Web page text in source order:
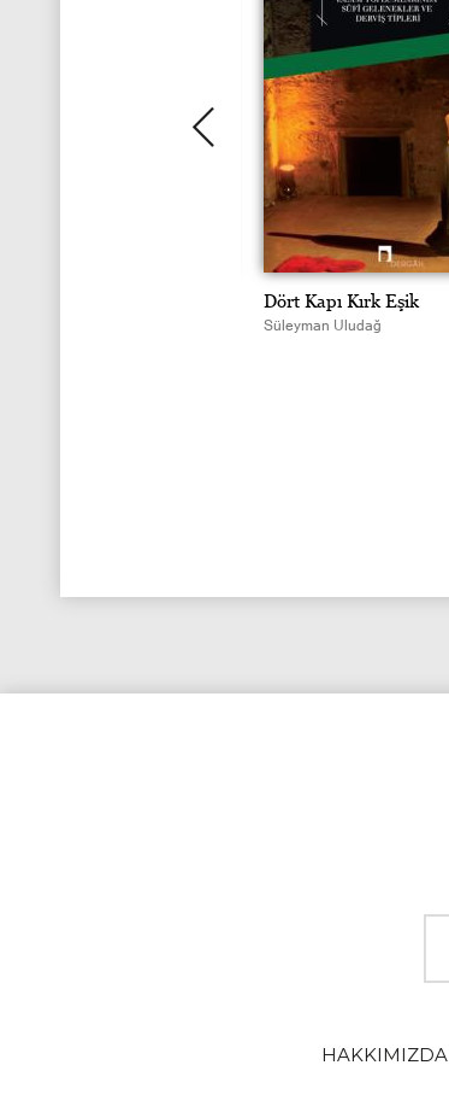
Dört Kapı Kırk Eşik
Süleyman Uludağ
HAKKIMIZDA